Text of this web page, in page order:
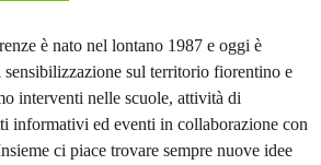
è nato nel lontano 1987 e oggi è
sul territorio fiorentino e
interventi nelle scuole, attività di
informativi ed eventi in collaborazione con
ci piace trovare sempre nuove idee